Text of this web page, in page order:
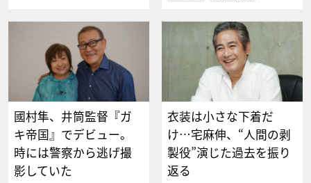
國村隼、井筒監督『ガ
キ帝国』でデビュー。
時には警察から逃げ撮
影していた
衣装は小さな下着だ
け…宅麻伸、“人間の剥
製役”演じた過去を振り
返る